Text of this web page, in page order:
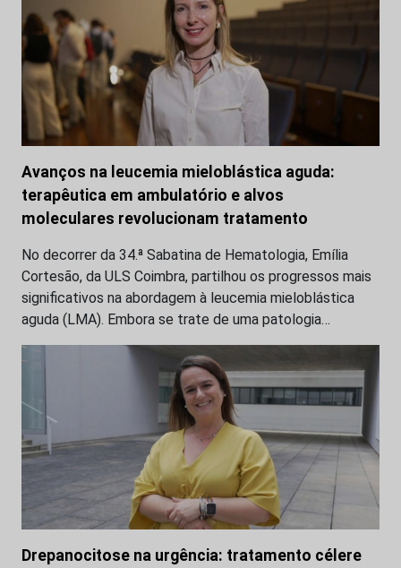
Avanços na leucemia mieloblástica aguda:
terapêutica em ambulatório e alvos
moleculares revolucionam tratamento
No decorrer da 34.ª Sabatina de Hematologia, Emília
Cortesão, da ULS Coimbra, partilhou os progressos mais
significativos na abordagem à leucemia mieloblástica
aguda (LMA). Embora se trate de uma patologia…
Drepanocitose na urgência: tratamento célere